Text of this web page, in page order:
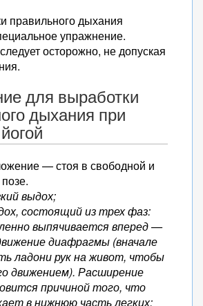
правильного дыхания
упражнение.
осторожно, не допуская
для выработки
дыхания при
— стоя в свободной и
выдох;
состоящий из трех фаз:
выпячивается вперед —
диафрагмы (вначале
ладони рук на живот, чтобы
движением). Расширение
причиной того, что
в нижнюю часть легких;